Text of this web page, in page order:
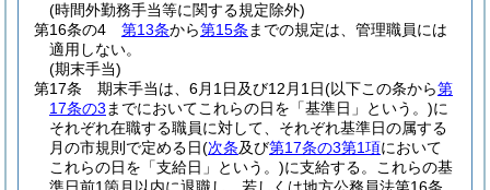
(時間外勤務手当等に関する規定除外)
第16条の4
第13条から第15条 までの規定は、管理職員には
適用しない。
(期末手当)
第17条
期末手当は、6月1日及び12月1日(以下この条から第
17条の3 までにおいてこれらの日を「基準日」という。)に
それぞれ在職する職員に対して、それぞれ基準日の属する
月の市規則で定める日(次条及び第17条の3第1項において
これらの日を「支給日」という。)に支給する。
これらの基